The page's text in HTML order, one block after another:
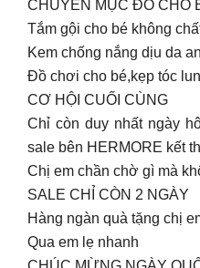
CHUYÊN MỤC ĐỒ CHO
Tắm gội cho bé không
Kem chống nắng dịu da
Đồ chơi cho bé,kẹp tóc
CƠ HỘI CUỐI CÙNG
Chỉ còn duy nhất ngày
sale bên HERMORE kết
Chị em chần chờ gì mà
SALE CHỈ CÒN 2 NGÀY
Hàng ngàn quà tặng chị
Qua em lẹ nhanh